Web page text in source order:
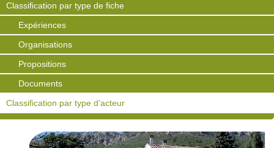
Classification par type de fiche
Expériences
Organisations
Propositions
Documents
Classification par type d’acteur